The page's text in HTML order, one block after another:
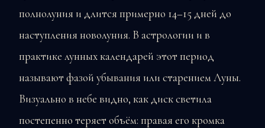
полнолуния и длится примерно 14–15 дней до
наступления новолуния. В астрологии и в
практике лунных календарей этот период
называют фазой убывания или старением Луны.
Визуально в небе видно, как диск светила
постепенно теряет объём: правая его кромка